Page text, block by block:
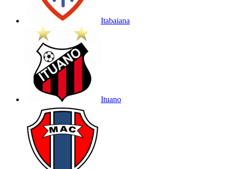
Itabaiana
Ituano